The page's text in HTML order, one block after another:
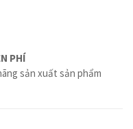
PHÍ
sản xuất sản phẩm